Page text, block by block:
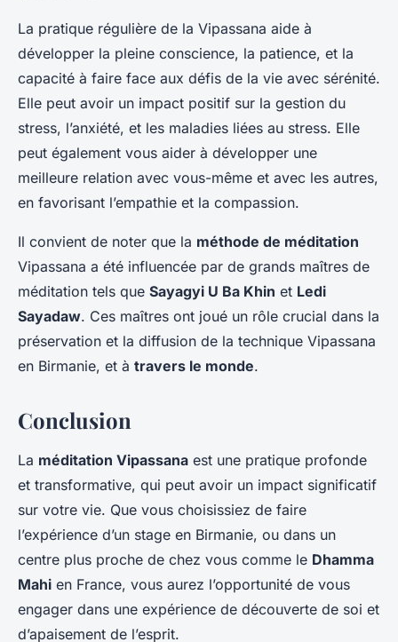
La pratique régulière de la Vipassana aide à
développer la pleine conscience, la patience, et la
capacité à faire face aux défis de la vie avec sérénité.
Elle peut avoir un impact positif sur la gestion du
stress, l’anxiété, et les maladies liées au stress. Elle
peut également vous aider à développer une
meilleure relation avec vous-même et avec les autres,
en favorisant l’empathie et la compassion.
Il convient de noter que la méthode de méditation
Vipassana a été influencée par de grands maîtres de
méditation tels que Sayagyi U Ba Khin et Ledi
Sayadaw. Ces maîtres ont joué un rôle crucial dans la
préservation et la diffusion de la technique Vipassana
en Birmanie, et à travers le monde.
Conclusion
La méditation Vipassana est une pratique profonde
et transformative, qui peut avoir un impact significatif
sur votre vie. Que vous choisissiez de faire
l’expérience d’un stage en Birmanie, ou dans un
centre plus proche de chez vous comme le Dhamma
Mahi en France, vous aurez l’opportunité de vous
engager dans une expérience de découverte de soi et
d’apaisement de l’esprit.